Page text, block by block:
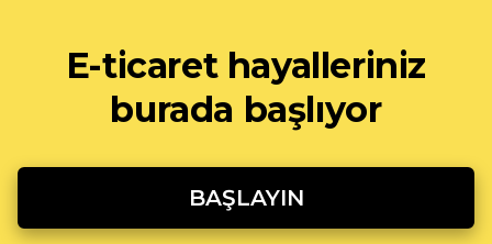
E-ticaret hayalleriniz
burada başlıyor
BAŞLAYIN